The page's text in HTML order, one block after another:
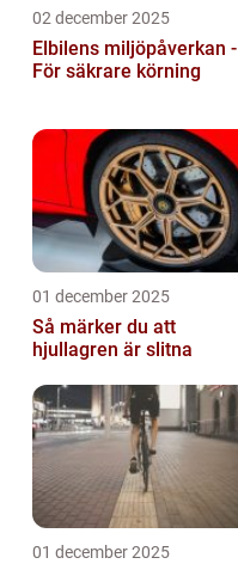
02 december 2025
Elbilens miljöpåverkan -
För säkrare körning
01 december 2025
Så märker du att
hjullagren är slitna
01 december 2025